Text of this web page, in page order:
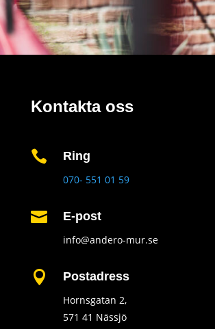
Kontakta oss
 Ring
070- 551 01 59
 E-post
info@andero-mur.se
 Postadress
Hornsgatan 2,
571 41 Nässjö